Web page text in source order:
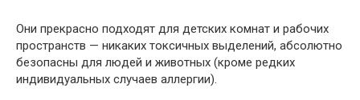
Они прекрасно подходят для детских комнат и рабочих
пространств — никаких токсичных выделений, абсолютно
безопасны для людей и животных (кроме редких
индивидуальных случаев аллергии).